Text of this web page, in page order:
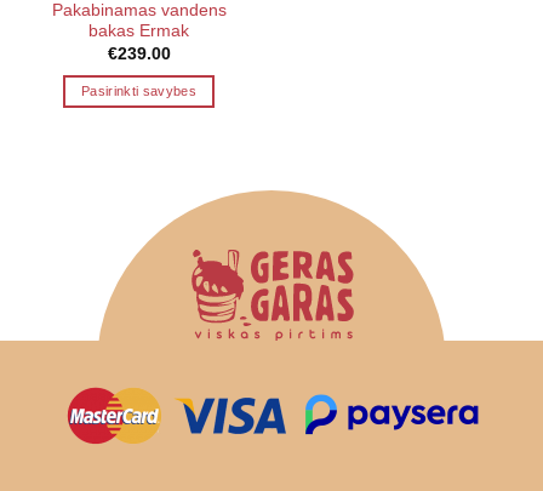
Pakabinamas vandens
bakas Ermak
€239.00
Pasirinkti savybes
variants.
The
options
the
product
page